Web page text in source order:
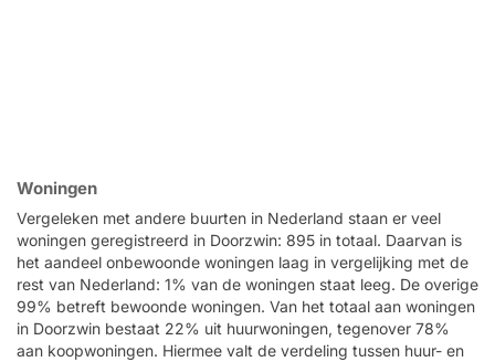
Woningen
Vergeleken met andere buurten in Nederland staan er veel
woningen geregistreerd in Doorzwin: 895 in totaal. Daarvan is
het aandeel onbewoonde woningen laag in vergelijking met de
rest van Nederland: 1% van de woningen staat leeg. De overige
99% betreft bewoonde woningen. Van het totaal aan woningen
in Doorzwin bestaat 22% uit huurwoningen, tegenover 78%
aan koopwoningen. Hiermee valt de verdeling tussen huur- en